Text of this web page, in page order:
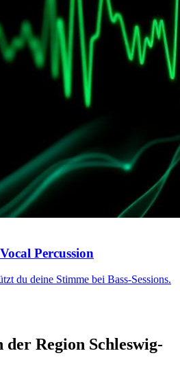
Percussion
du deine Stimme bei Bass-Sessions.
der Region Schleswig-